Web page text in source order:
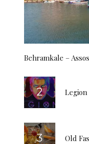
Behramkale – Assos
Legion
Old